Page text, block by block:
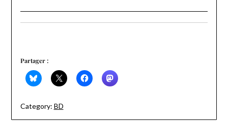
Partager :
Category: BD